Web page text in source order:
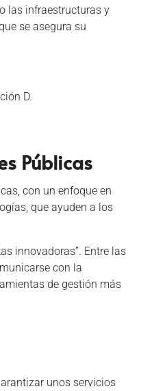
las infraestructuras y
se asegura su
D.
Públicas
con un enfoque en
que ayuden a los
innovadoras”. Entre las
con la
de gestión más
unos servicios